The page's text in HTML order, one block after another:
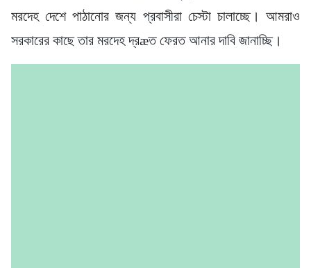
মরদেহ দেশে পাঠানোর জন্য প্রবাসীরা চেস্টা চালাচ্ছে। আমরাও
সরকারের কাছে তার মরদেহ দ্রæত ফেরত আনার দাবি জানাচ্ছি।